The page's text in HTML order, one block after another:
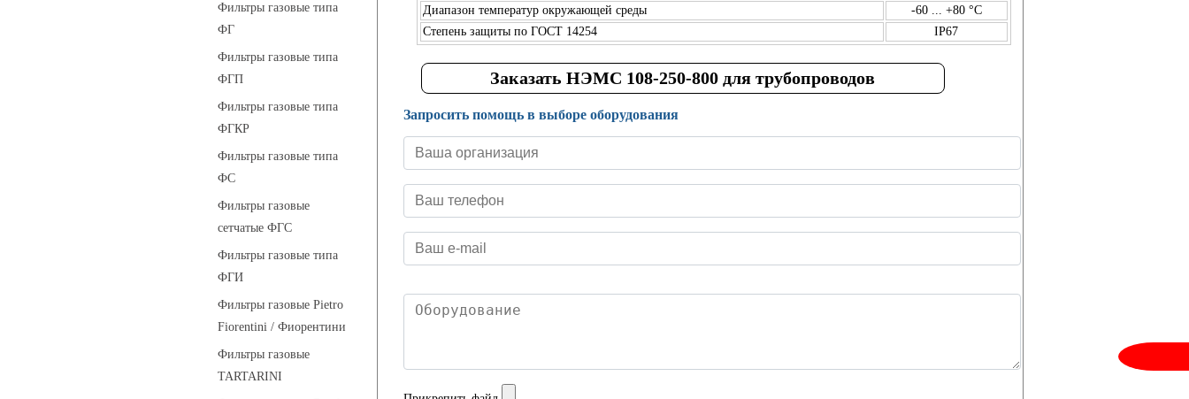
Фильтры газовые типа
ФГ
Фильтры газовые типа
ФГП
Фильтры газовые типа
ФГКР
Фильтры газовые типа
ФС
Фильтры газовые
сетчатые ФГС
Фильтры газовые типа
ФГИ
Фильтры газовые Pietro
Fiorentini / Фиорентини
Фильтры газовые
TARTARINI
Диапазон температур окружающей среды
-60 ... +80 °C
Степень защиты по ГОСТ 14254
IP67
Заказать НЭМС 108-250-800 для трубопроводов
Запросить помощь в выборе оборудования